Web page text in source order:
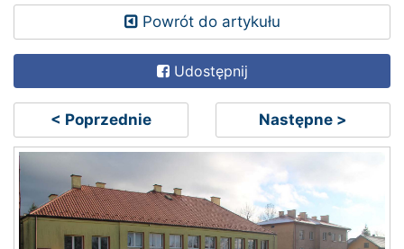
Powrót do artykułu
Udostępnij
< Poprzednie Następne >